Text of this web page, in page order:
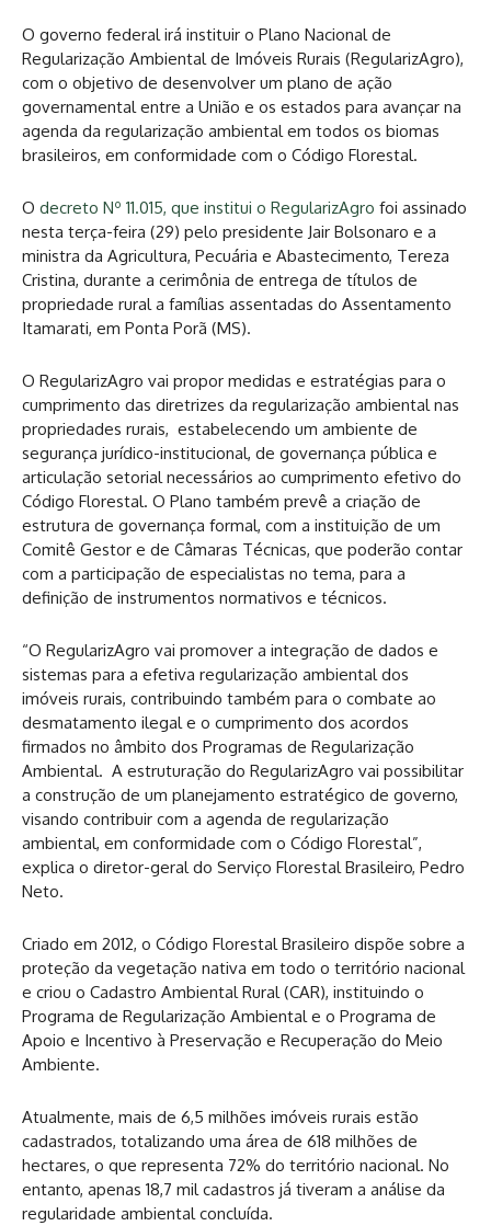
O governo federal irá instituir o Plano Nacional de
Regularização Ambiental de Imóveis Rurais (RegularizAgro),
com o objetivo de desenvolver um plano de ação
governamental entre a União e os estados para avançar na
agenda da regularização ambiental em todos os biomas
brasileiros, em conformidade com o Código Florestal.
O decreto Nº 11.015, que institui o RegularizAgro foi assinado
nesta terça-feira (29) pelo presidente Jair Bolsonaro e a
ministra da Agricultura, Pecuária e Abastecimento, Tereza
Cristina, durante a cerimônia de entrega de títulos de
propriedade rural a famílias assentadas do Assentamento
Itamarati, em Ponta Porã (MS).
O RegularizAgro vai propor medidas e estratégias para o
cumprimento das diretrizes da regularização ambiental nas
propriedades rurais, estabelecendo um ambiente de
segurança jurídico-institucional, de governança pública e
articulação setorial necessários ao cumprimento efetivo do
Código Florestal. O Plano também prevê a criação de
estrutura de governança formal, com a instituição de um
Comitê Gestor e de Câmaras Técnicas, que poderão contar
com a participação de especialistas no tema, para a
definição de instrumentos normativos e técnicos.
“O RegularizAgro vai promover a integração de dados e
sistemas para a efetiva regularização ambiental dos
imóveis rurais, contribuindo também para o combate ao
desmatamento ilegal e o cumprimento dos acordos
firmados no âmbito dos Programas de Regularização
Ambiental. A estruturação do RegularizAgro vai possibilitar
a construção de um planejamento estratégico de governo,
visando contribuir com a agenda de regularização
ambiental, em conformidade com o Código Florestal”,
explica o diretor-geral do Serviço Florestal Brasileiro, Pedro
Neto.
Criado em 2012, o Código Florestal Brasileiro dispõe sobre a
proteção da vegetação nativa em todo o território nacional
e criou o Cadastro Ambiental Rural (CAR), instituindo o
Programa de Regularização Ambiental e o Programa de
Apoio e Incentivo à Preservação e Recuperação do Meio
Ambiente.
Atualmente, mais de 6,5 milhões imóveis rurais estão
cadastrados, totalizando uma área de 618 milhões de
hectares, o que representa 72% do território nacional. No
entanto, apenas 18,7 mil cadastros já tiveram a análise da
regularidade ambiental concluída.